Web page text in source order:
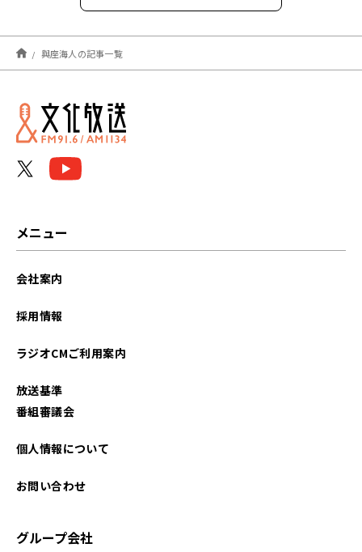
2026年01月
2025年07月
2023年09月
2021年06月
與座海人の記事一覧
メニュー
会社案内
採用情報
ラジオCMご利用案内
放送基準
番組審議会
個人情報について
お問い合わせ
グループ会社